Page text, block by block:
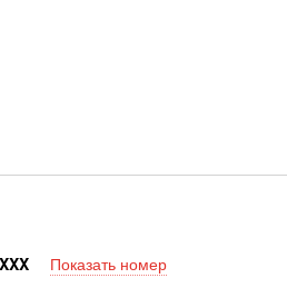
Показать номер